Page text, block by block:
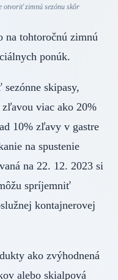
otvoriť zimnú sezónu skôr
na tohtoročnú zimnú
ponúk.
skipasy,
viac ako 20%
10% zľavy v gastre
na spustenie
na 22. 12. 2023 si
spríjemniť
kontajnerovej
ako zvýhodnená
alebo skialpová